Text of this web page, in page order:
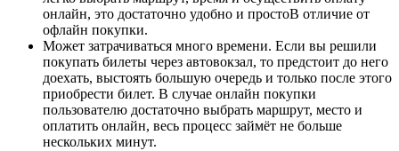
онлайн, это достаточно удобно и простоВ отличие от
офлайн покупки.
Может затрачиваться много времени. Если вы решили
покупать билеты через автовокзал, то предстоит до него
доехать, выстоять большую очередь и только после этого
приобрести билет. В случае онлайн покупки
пользователю достаточно выбрать маршрут, место и
оплатить онлайн, весь процесс займёт не больше
нескольких минут.